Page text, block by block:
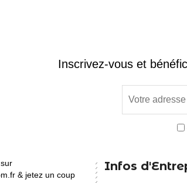
Inscrivez-vous et
& jetez un coup
Infos